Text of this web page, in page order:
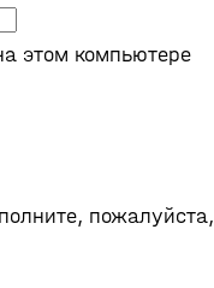
этом компьютере